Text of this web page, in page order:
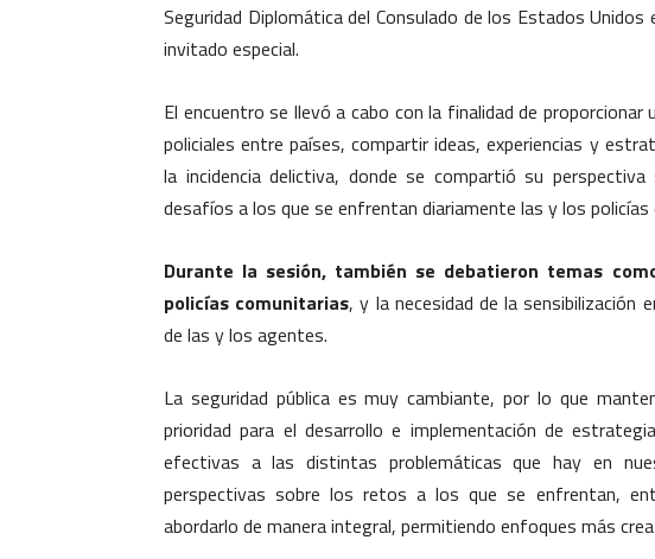
Seguridad Diplomática del Consulado de los Estados Unidos
invitado especial.
El encuentro se llevó a cabo con la finalidad de
policiales entre países, compartir ideas, experiencias y
la incidencia delictiva, donde se compartió su
desafíos a los que se enfrentan diariamente las y los
Durante la sesión, también se debatieron temas
policías comunitarias, y la necesidad de la sensibilización
de las y los agentes.
La seguridad pública es muy cambiante, por lo que
prioridad para el desarrollo e implementación de
efectivas a las distintas problemáticas que hay en
perspectivas sobre los retos a los que se enfrentan,
abordarlo de manera integral, permitiendo enfoques más